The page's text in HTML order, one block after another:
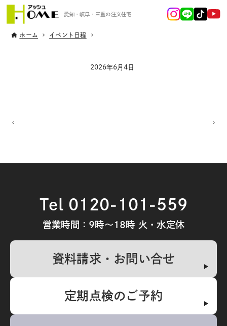
愛知・岐阜・三重の注文住宅
ホーム イベント日程
2026年6月4日
Tel 0120-101-559
営業時間：9時～18時 火・水定休
資料請求・お問い合せ
定期点検のご予約